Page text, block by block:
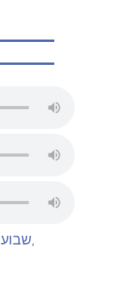
שבוע,